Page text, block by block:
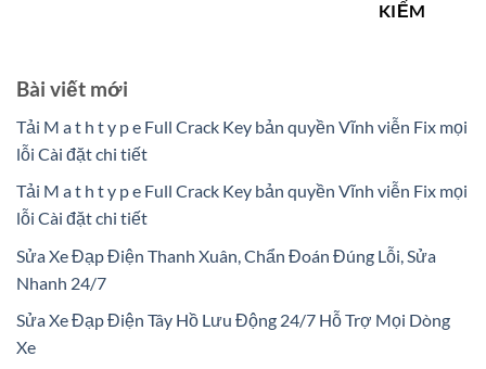
KIẾM
Bài viết mới
Tải M a t h t y p e Full Crack Key bản quyền Vĩnh viễn Fix mọi
lỗi Cài đặt chi tiết
Tải M a t h t y p e Full Crack Key bản quyền Vĩnh viễn Fix mọi
lỗi Cài đặt chi tiết
Sửa Xe Đạp Điện Thanh Xuân, Chẩn Đoán Đúng Lỗi, Sửa
Nhanh 24/7
Sửa Xe Đạp Điện Tây Hồ Lưu Động 24/7 Hỗ Trợ Mọi Dòng
Xe